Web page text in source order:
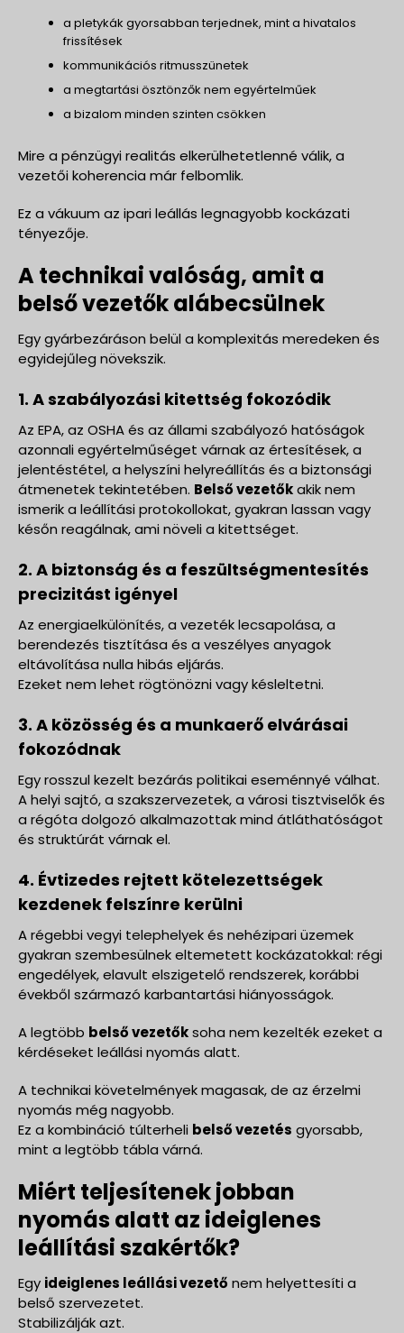
a pletykák gyorsabban terjednek, mint a hivatalos
frissítések
kommunikációs ritmusszünetek
a megtartási ösztönzők nem egyértelműek
a bizalom minden szinten csökken
Mire a pénzügyi realitás elkerülhetetlenné válik, a
vezetői koherencia már felbomlik.
Ez a vákuum az ipari leállás legnagyobb kockázati
tényezője.
A technikai valóság, amit a
belső vezetők alábecsülnek
Egy gyárbezáráson belül a komplexitás meredeken és
egyidejűleg növekszik.
1. A szabályozási kitettség fokozódik
Az EPA, az OSHA és az állami szabályozó hatóságok
azonnali egyértelműséget várnak az értesítések, a
jelentéstétel, a helyszíni helyreállítás és a biztonsági
átmenetek tekintetében. Belső vezetőkakik nem
ismerik a leállítási protokollokat, gyakran lassan vagy
későn reagálnak, ami növeli a kitettséget.
2. A biztonság és a feszültségmentesítés
precizitást igényel
Az energiaelkülönítés, a vezeték lecsapolása, a
berendezés tisztítása és a veszélyes anyagok
eltávolítása nulla hibás eljárás.
Ezeket nem lehet rögtönözni vagy késleltetni.
3. A közösség és a munkaerő elvárásai
fokozódnak
Egy rosszul kezelt bezárás politikai eseménnyé válhat.
A helyi sajtó, a szakszervezetek, a városi tisztviselők és
a régóta dolgozó alkalmazottak mind átláthatóságot
és struktúrát várnak el.
4. Évtizedes rejtett kötelezettségek
kezdenek felszínre kerülni
A régebbi vegyi telephelyek és nehézipari üzemek
gyakran szembesülnek eltemetett kockázatokkal: régi
engedélyek, elavult elszigetelő rendszerek, korábbi
évekből származó karbantartási hiányosságok.
A legtöbb belső vezetőksoha nem kezelték ezeket a
kérdéseket leállási nyomás alatt.
A technikai követelmények magasak, de az érzelmi
nyomás még nagyobb.
Ez a kombináció túlterheli belső vezetés gyorsabb,
mint a legtöbb tábla várná.
Miért teljesítenek jobban
nyomás alatt az ideiglenes
leállítási szakértők?
Egy ideiglenes leállási vezető nem helyettesíti a
belső szervezetet.
Stabilizálják azt.